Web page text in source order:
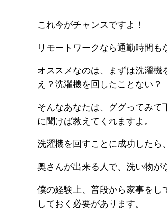
これ今がチャンスですよ！
リモートワークなら通勤時間
オススメなのは、まずは洗濯機
え？洗濯機を回したことない？
そんなあなたは、ググってみ
に聞けば教えてくれますよ。
洗濯機を回すことに成功したら
奥さんが出来る人で、洗い物が
僕の経験上、普段から家事をし
しておく必要があります。